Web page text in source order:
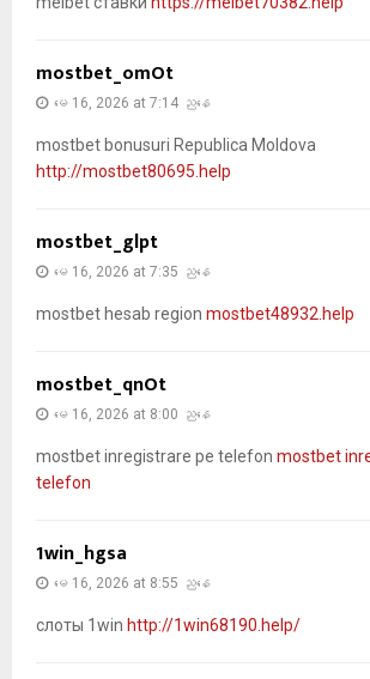
mostbet_omOt
မေ 16, 2026 at 7:14 ညနေ
mostbet bonusuri Republica Moldova
http://mostbet80695.help
mostbet_glpt
မေ 16, 2026 at 7:35 ညနေ
mostbet hesab region mostbet48932.help
mostbet_qnOt
မေ 16, 2026 at 8:00 ညနေ
mostbet inregistrare pe telefon mostbet
telefon
1win_hgsa
မေ 16, 2026 at 8:55 ညနေ
слоты 1win http://1win68190.help/